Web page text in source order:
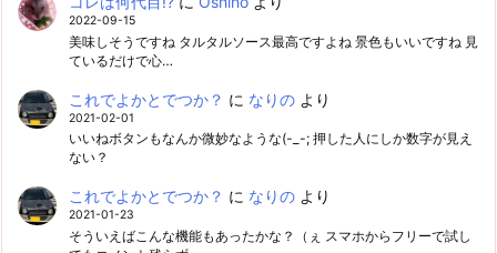
2022-09-15
美味しそうですね タルタルソース最高ですよね 景色もいいですね 見
ているだけで心…
これでよかとでつか？ に なりのより
2021-02-01
いいねボタンもなんか微妙なような(-_-; 押した人にしか数字が見え
ない？
これでよかとでつか？ に なりのより
2021-01-23
そういえばこんな機能もあったかな？（ぇ スマホからフリーで試し